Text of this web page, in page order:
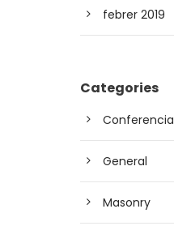
febrer 2019
Categories
Conferencia
General
Masonry